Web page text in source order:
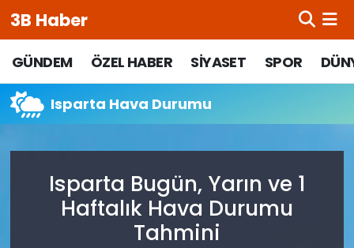
3B Haber
GÜNDEM ÖZEL HABER SİYASET SPOR
Isparta Hava Durumu
Isparta Bugün, Yarın ve 1
Haftalık Hava Durumu
Tahmini
Beypazarı Hava Durumu
Beypazarı Trafik Yoğunluk Haritası
Tüm Manşetler
Son Dakika Haberleri